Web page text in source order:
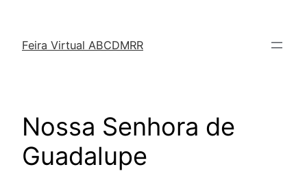
Feira Virtual ABCDMRR
Nossa Senhora de
Guadalupe